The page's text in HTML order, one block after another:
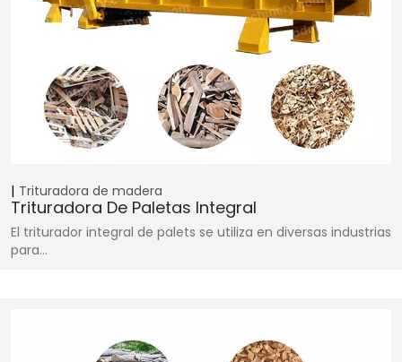
Trituradora de madera
Trituradora De Paletas Integral
El triturador integral de palets se utiliza en diversas industrias
para…